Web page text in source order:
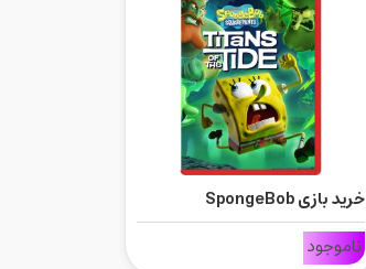
خرید بازی SpongeBob
SquarePants: Titans of the
Tide برای Nintendo Switch 2
ناموجود